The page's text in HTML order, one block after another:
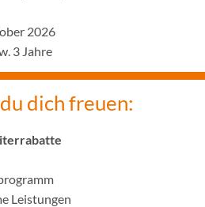
2026
3 Jahre
dich freuen:
Leistungen